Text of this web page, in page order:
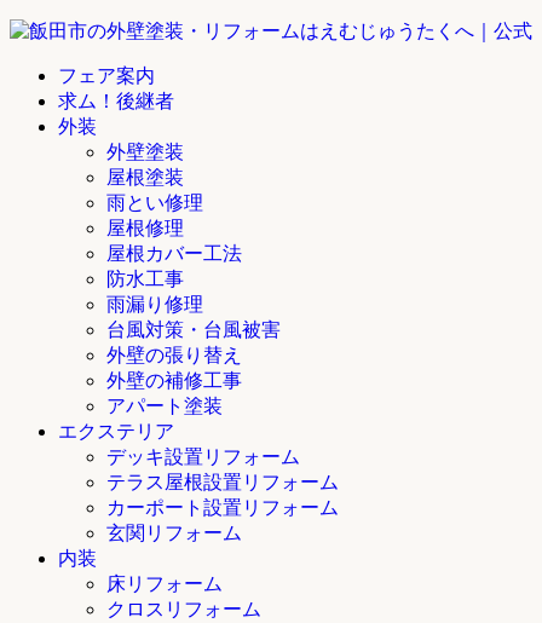
フェア案内
求ム！後継者
外装
外壁塗装
屋根塗装
雨とい修理
屋根修理
屋根カバー工法
防水工事
雨漏り修理
台風対策・台風被害
外壁の張り替え
外壁の補修工事
アパート塗装
エクステリア
デッキ設置リフォーム
テラス屋根設置リフォーム
カーポート設置リフォーム
玄関リフォーム
内装
床リフォーム
クロスリフォーム